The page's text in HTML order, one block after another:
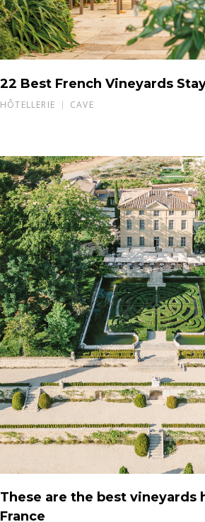
22 Best French Vineyards
HÔTELLERIE CAVE
These are the best vineyards
France